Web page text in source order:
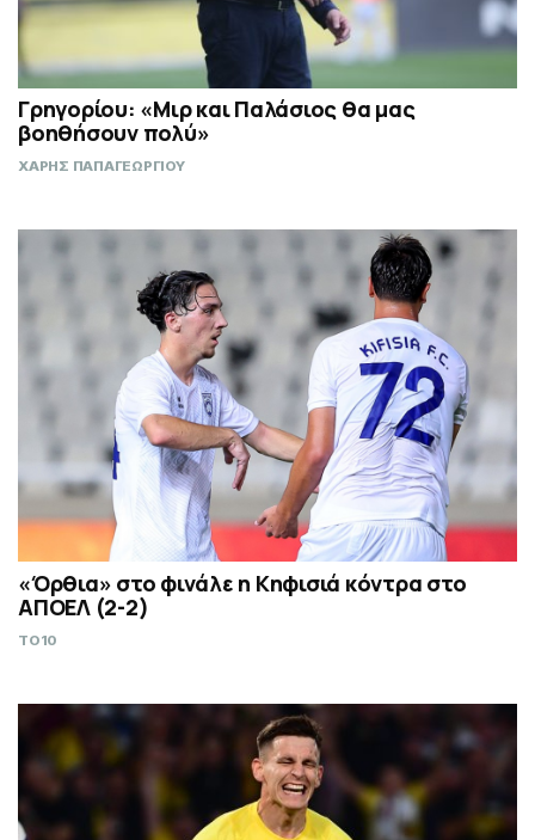
Γρηγορίου: «Μιρ και Παλάσιος θα μας
βοηθήσουν πολύ»
ΧΑΡΗΣ ΠΑΠΑΓΕΩΡΓΙΟΥ
«Όρθια» στο φινάλε η Κηφισιά κόντρα στο
ΑΠΟΕΛ (2-2)
TO10